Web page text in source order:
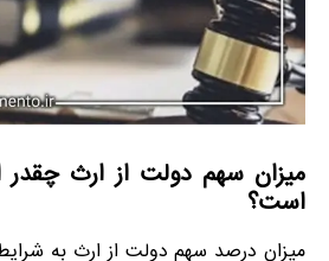
میزان سهم دولت از ارث
است؟
میزان درصد سهم دولت از ارث به